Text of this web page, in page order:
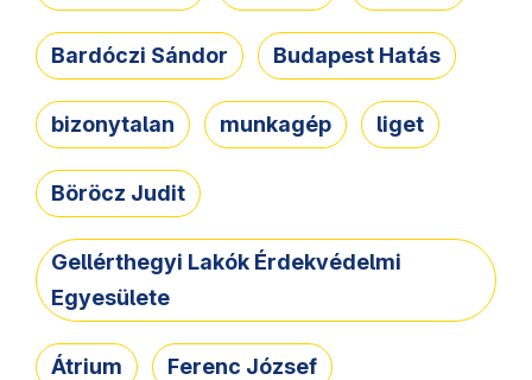
Bardóczi Sándor Budapest Hatás
bizonytalan munkagép liget
Böröcz Judit
Gellérthegyi Lakók Érdekvédelmi
Egyesülete
Átrium Ferenc József